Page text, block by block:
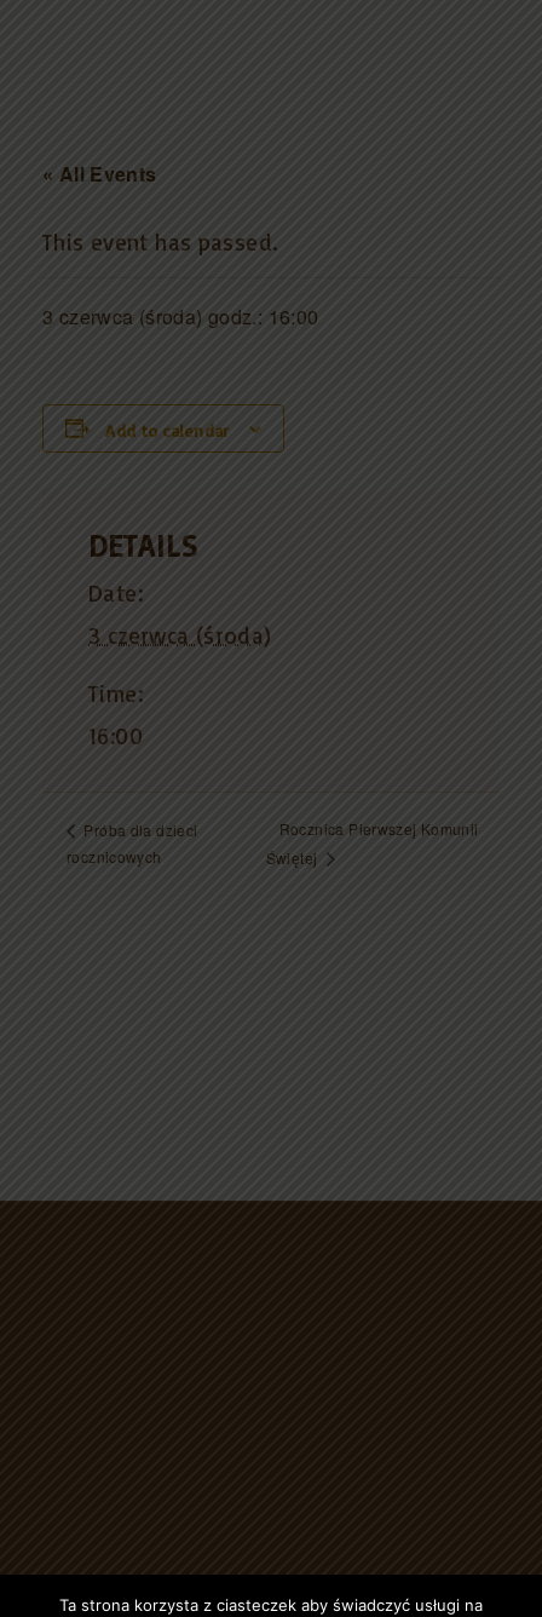
« All Events
This event has passed.
3 czerwca (środa) godz.: 16:00
Add to calendar
DETAILS
Date:
3 czerwca (środa)
Time:
16:00
Próba dla dzieci
rocznicowych
Rocznica Pierwszej Komunii
Świętej
Ta strona korzysta z ciasteczek aby świadczyć usługi na